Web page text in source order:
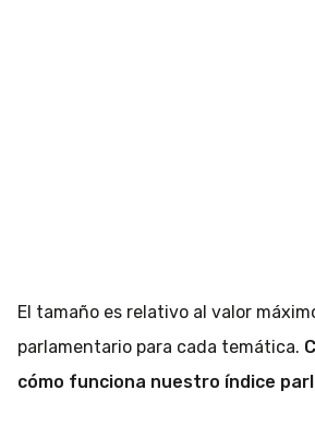
El tamaño es relativo al valor
parlamentario para cada temática.
cómo funciona nuestro índice